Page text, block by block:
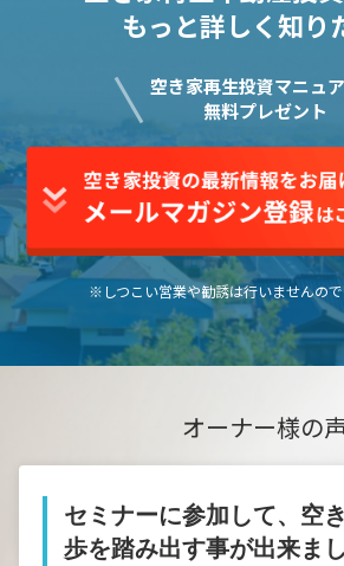
もっと詳しく知り
空き家再生投資マニュ
無料プレゼント
※しつこい営業や勧誘は行いませんの
オーナー様の
セミナーに参加して、空
歩を踏み出す事が出来まし